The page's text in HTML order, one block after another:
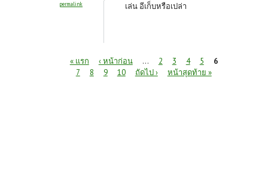
permalink
เล่น อีเก็บหรือเปล่า
« แรก ‹ หน้าก่อน … 2 3 4 5
6
7
8 9 10 ถัดไป › หน้าสุดท้าย »